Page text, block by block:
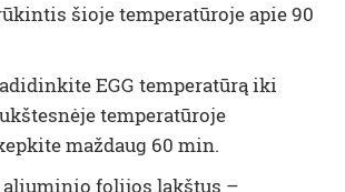
šioje temperatūroje apie 90
EGG temperatūrą iki
temperatūroje
maždaug 60 min.
aliuminio folijos lakštus –